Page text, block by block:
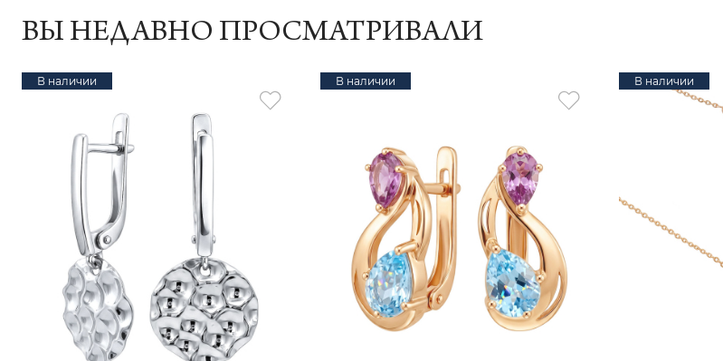
ВЫ НЕДАВНО ПРОСМАТРИВАЛИ
В наличии В наличии В наличии